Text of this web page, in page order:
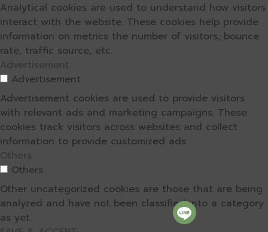
Analytical cookies are used to understand how visitors
interact with the website. These cookies help provide
information on metrics the number of visitors, bounce
rate, traffic source, etc.
Advertisement
Advertisement
Advertisement cookies are used to provide visitors
with relevant ads and marketing campaigns. These
cookies track visitors across websites and collect
information to provide customized ads.
Others
Others
Other uncategorized cookies are those that are being
analyzed and have not been classified into a category
as yet.